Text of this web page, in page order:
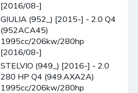
[2016/08-]
GIULIA (952_) [2015-] - 2.0 Q4
(952ACA45)
1995cc/206kw/280hp
[2016/08-]
STELVIO (949_) [2016-] - 2.0
280 HP Q4 (949.AXA2A)
1995cc/206kw/280hp